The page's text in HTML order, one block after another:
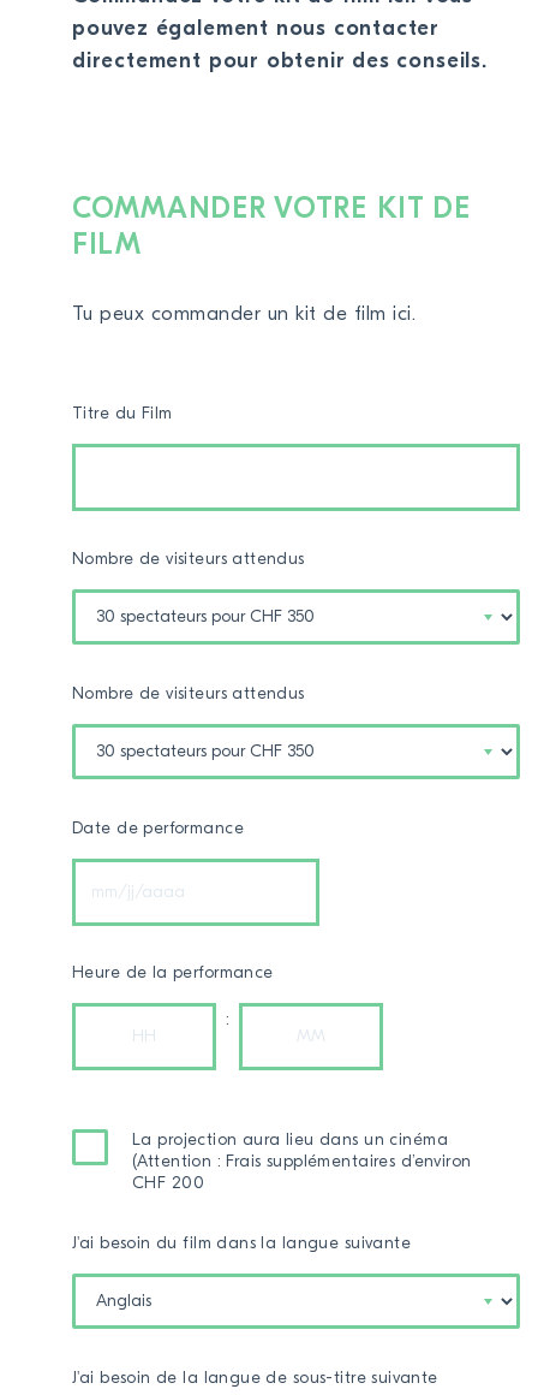
pouvez également nous contacter
directement pour obtenir des conseils.
COMMANDER VOTRE KIT DE
FILM
Tu peux commander un kit de film ici.
Titre du Film
Nombre de visiteurs attendus
Nombre de visiteurs attendus
Date de performance
MM
slash
slash
Heure de la performance
:
La projection aura lieu dans un cinéma
(Attention : Frais supplémentaires d’environ
CHF 200
J'ai besoin du film dans la langue suivante
J'ai besoin de la langue de sous-titre suivante
DEVENIR MEMBRE
FAIRE UN DON
Ecoles
Médias
Login